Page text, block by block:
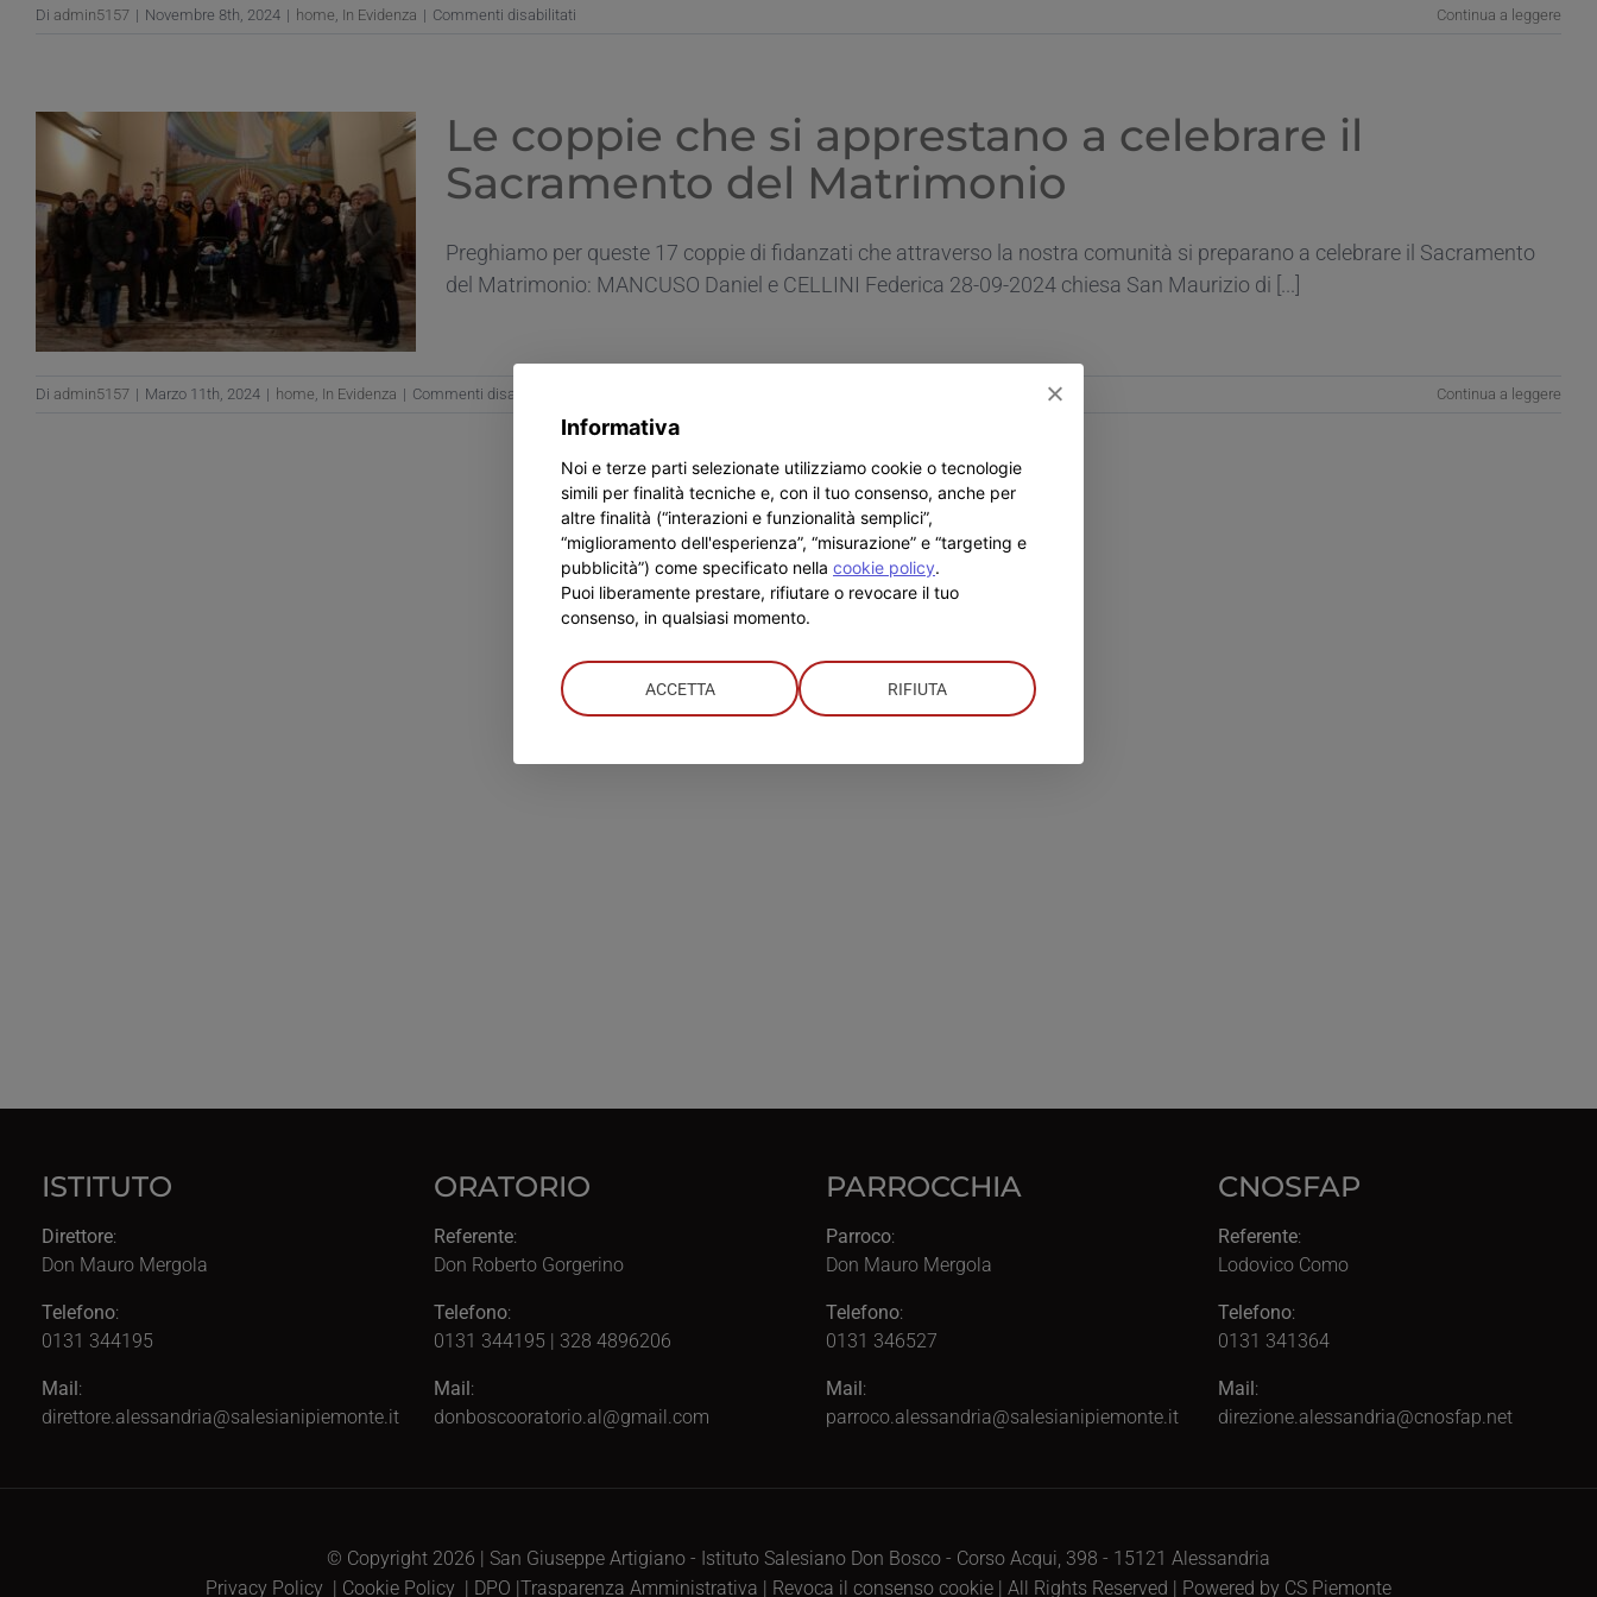
Di admin5157 | Novembre 8th, 2024 | home, In Evidenza | Commenti disabilitati
2023/2024
Continua a leggere
Le coppie che si apprestano a celebrare il
Sacramento del Matrimonio
Preghiamo per queste 17 coppie di fidanzati che attraverso la nostra comunità si preparano a celebrare il Sacramento
del Matrimonio: MANCUSO Daniel e CELLINI Federica 28-09-2024 chiesa San Maurizio di [...]
Di admin5157 | Marzo 11th, 2024 | home, In Evidenza | Commenti disabilitati
Le
coppie
che
si
apprestano
a
celebrare
del
Continua a leggere
ISTITUTO
Direttore:
Don Mauro Mergola
Telefono:
0131 344195
Mail :
direttore.alessandria@salesianipiemonte.it
ORATORIO
Referente:
Don Roberto Gorgerino
Telefono:
0131 344195 | 328 4896206
Mail :
donboscooratorio.al@gmail.com
PARROCCHIA
Parroco:
Don Mauro Mergola
Telefono:
0131 346527
Mail :
parroco.alessandria@salesianipiemonte.it
CNOSFAP
Referente:
Lodovico Como
Telefono:
0131 341364
Mail :
direzione.alessandria@cnosfap.net
© Copyright 2026 | San Giuseppe Artigiano - Istituto Salesiano Don Bosco - Corso Acqui, 398 - 15121 Alessandria
Privacy Policy | Cookie Policy | DPO |Trasparenza Amministrativa | Revoca il consenso cookie | All Rights Reserved | Powered by CS Piemonte
Informativa
Noi e terze parti selezionate utilizziamo cookie o tecnologie
simili per finalità tecniche e, con il tuo consenso, anche per
altre finalità (“interazioni e funzionalità semplici”,
“miglioramento dell'esperienza”, “misurazione” e “targeting e
pubblicità”) come specificato nella cookie policy.
Puoi liberamente prestare, rifiutare o revocare il tuo
consenso, in qualsiasi momento.
ACCETTA RIFIUTA